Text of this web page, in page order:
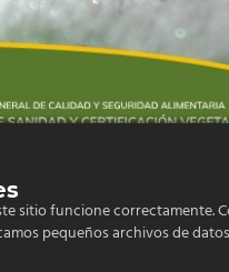
amygdali (Enderlein,
Técnico
Insectos
sitio funcione correctamente.
pequeños archivos de